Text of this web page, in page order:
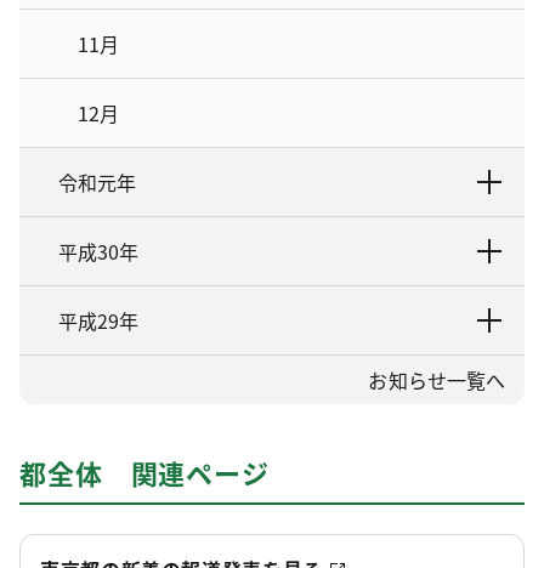
11月
12月
令和元年
平成30年
平成29年
お知らせ一覧へ
都全体 関連ページ